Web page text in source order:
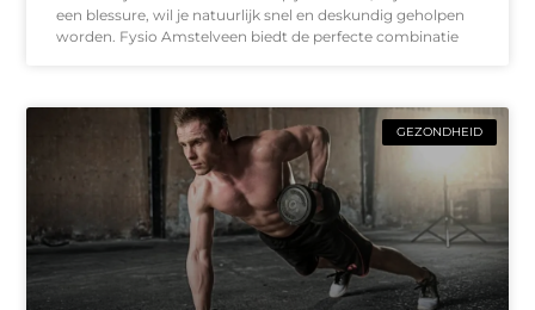
een blessure, wil je natuurlijk snel en deskundig geholpen
worden. Fysio Amstelveen biedt de perfecte combinatie
GEZONDHEID